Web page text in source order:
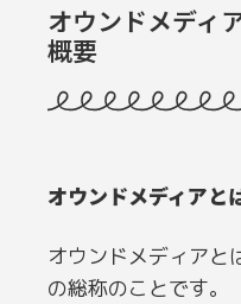
オウンドメディ
概要
オウンドメディアと
オウンドメディアと
の総称のことです。